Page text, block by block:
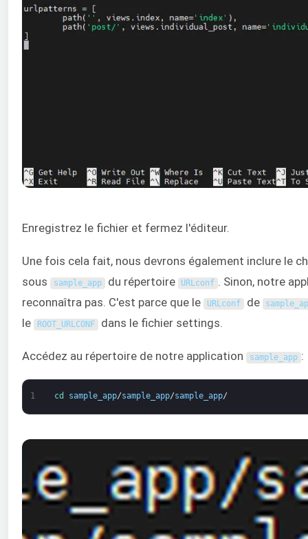
Enregistrez le fichier et fermez l'éditeur.
Une fois cela fait, nous devrons également inclure le
sous
sample_app du répertoire URLconf . Sinon, notre
reconnaîtra pas. C'est parce que le
URLconf de
le ROOT_URLCONF dans le fichier settings.
Accédez au répertoire de notre application sample_app :
1 cd sample_app/sample_app/sample_app/